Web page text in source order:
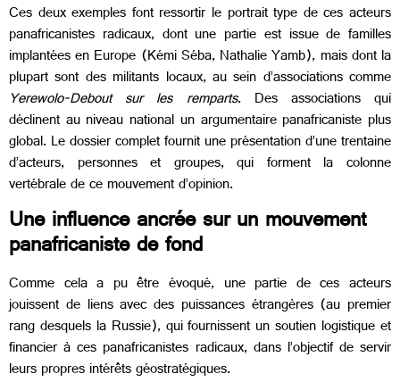
Ces deux exemples font ressortir le portrait type de ces acteurs
panafricanistes radicaux, dont une partie est issue de familles
implantées en Europe (Kémi Séba, Nathalie Yamb), mais dont la
plupart sont des militants locaux, au sein d’associations comme
Yerewolo-Debout sur les remparts. Des associations qui
déclinent au niveau national un argumentaire panafricaniste plus
global. Le dossier complet fournit une présentation d’une trentaine
d’acteurs, personnes et groupes, qui forment la colonne
vertébrale de ce mouvement d’opinion.
Une influence ancrée sur un mouvement
panafricaniste de fond
Comme cela a pu être évoqué, une partie de ces acteurs
jouissent de liens avec des puissances étrangères (au premier
rang desquels la Russie), qui fournissent un soutien logistique et
financier à ces panafricanistes radicaux, dans l’objectif de servir
leurs propres intérêts géostratégiques.